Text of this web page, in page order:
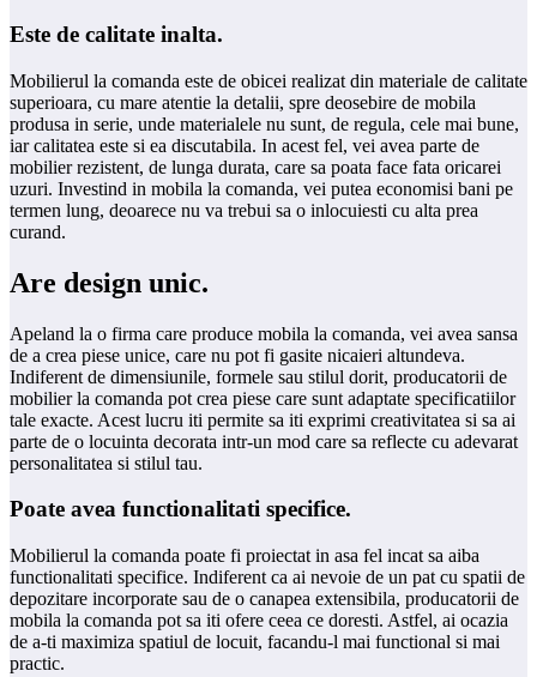
​Este de calitate inalta.
Mobilierul la comanda este de obicei realizat din materiale de calitate
superioara, cu mare atentie la detalii, spre deosebire de mobila
produsa in serie, unde materialele nu sunt, de regula, cele mai bune,
iar calitatea este si ea discutabila. In acest fel, vei avea parte de
mobilier rezistent, de lunga durata, care sa poata face fata oricarei
uzuri. Investind in mobila la comanda, vei putea economisi bani pe
termen lung, deoarece nu va trebui sa o inlocuiesti cu alta prea
curand.
​Are design unic.
Apeland la o firma care produce mobila la comanda, vei avea sansa
de a crea piese unice, care nu pot fi gasite nicaieri altundeva.
Indiferent de dimensiunile, formele sau stilul dorit, producatorii de
mobilier la comanda pot crea piese care sunt adaptate specificatiilor
tale exacte. Acest lucru iti permite sa iti exprimi creativitatea si sa ai
parte de o locuinta decorata intr-un mod care sa reflecte cu adevarat
personalitatea si stilul tau.
​Poate avea functionalitati specifice.
Mobilierul la comanda poate fi proiectat in asa fel incat sa aiba
functionalitati specifice. Indiferent ca ai nevoie de un pat cu spatii de
depozitare incorporate sau de o canapea extensibila, producatorii de
mobila la comanda pot sa iti ofere ceea ce doresti. Astfel, ai ocazia
de a-ti maximiza spatiul de locuit, facandu-l mai functional si mai
practic.